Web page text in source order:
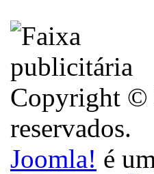
Copyright ©
reservados.
Joomla! é